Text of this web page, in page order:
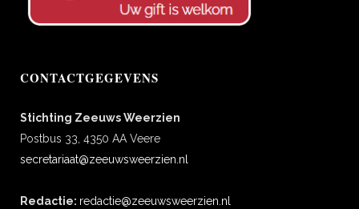
CONTACTGEGEVENS
Stichting Zeeuws Weerzien
Postbus 33, 4350 AA Veere
secretariaat@zeeuwsweerzien.nl
Redactie: redactie@zeeuwsweerzien.nl